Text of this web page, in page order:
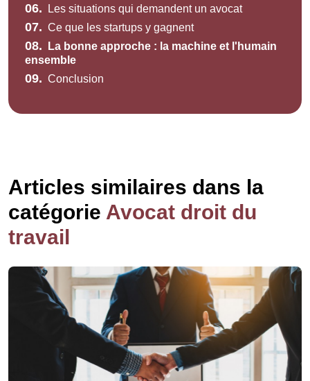
06. Les situations qui demandent un avocat
07. Ce que les startups y gagnent
08.
La bonne approche : la machine et l'humain
ensemble
09. Conclusion
Articles similaires dans la
catégorie Avocat droit du
travail